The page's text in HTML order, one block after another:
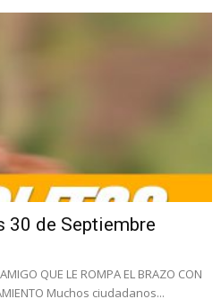
30 de Septiembre
QUE LE ROMPA EL BRAZO CON
Muchos ciudadanos...